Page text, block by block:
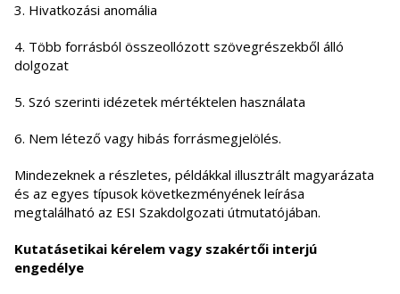
3. Hivatkozási anomália
4. Több forrásból összeollózott szövegrészekből álló
dolgozat
5. Szó szerinti idézetek mértéktelen használata
6. Nem létező vagy hibás forrásmegjelölés.
Mindezeknek a részletes, példákkal illusztrált magyarázata
és az egyes típusok következményének leírása
megtalálható az ESI Szakdolgozati útmutatójában.
Kutatásetikai kérelem vagy szakértői interjú
engedélye